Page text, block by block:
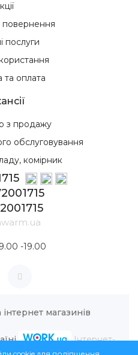
повернення
послуги
та оплата
з продажу
обслуговування
комірник
-19.00
магазинів
Інтернет-